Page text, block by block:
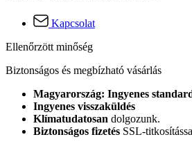
Kapcsolat
Ellenőrzött minőség
Biztonságos és megbízható vásárlás
Magyarország: Ingyenes
Ingyenes visszaküldés
Klímatudatosan dolgozunk.
Biztonságos fizetés SSL-